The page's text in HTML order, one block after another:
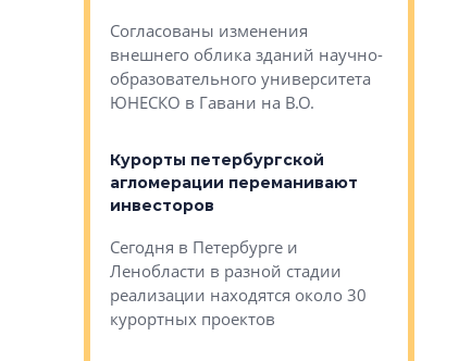
Согласованы изменения
внешнего облика зданий научно-
образовательного университета
ЮНЕСКО в Гавани на В.О.
Курорты петербургской
агломерации переманивают
инвесторов
Сегодня в Петербурге и
Ленобласти в разной стадии
реализации находятся около 30
курортных проектов